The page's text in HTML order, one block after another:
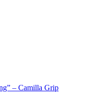
– Camilla Grip